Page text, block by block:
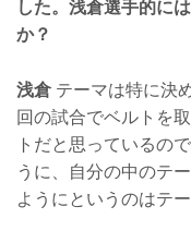
した。浅倉選手的に
か？
浅倉テーマは特に決
回の試合でベルトを
トだと思っているの
うに、自分の中のテ
ようにというのはテ